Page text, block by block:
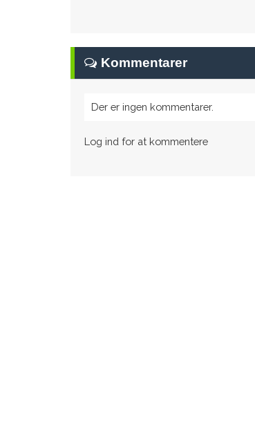
Kommentarer
Der er ingen kommentarer.
Log ind for at kommentere